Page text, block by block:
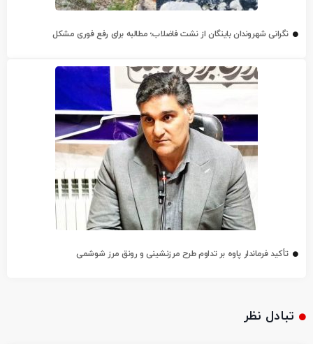
نگرانی شهروندان باینگان از نشت فاضلاب؛ مطالبه برای رفع فوری مشکل
تأکید فرماندار پاوه بر تداوم طرح مرزنشینی و رونق مرز شوشمی
تبادل نظر